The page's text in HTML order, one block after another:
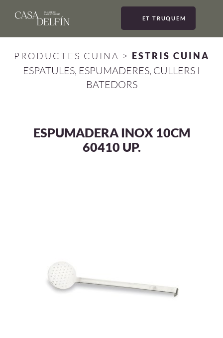
ET TRUQUEM
PRODUCTES CUINA > ESTRIS CUINA
ESPATULES, ESPUMADERES, CULLERS I
BATEDORS
ESPUMADERA INOX 10CM
60410 UP.